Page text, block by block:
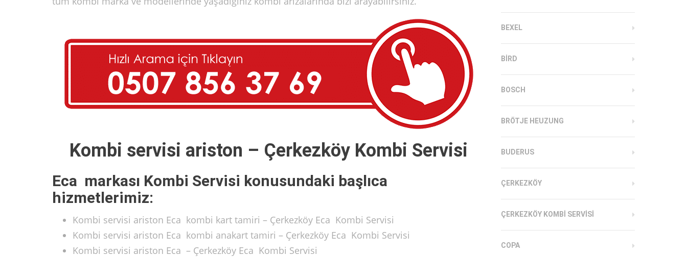
Kombi servisi ariston – Çerkezköy Kombi Servisi
Eca markası Kombi Servisi konusundaki başlıca
hizmetlerimiz:
Kombi servisi ariston Eca kombi kart tamiri – Çerkezköy Eca Kombi Servisi
Kombi servisi ariston Eca kombi anakart tamiri – Çerkezköy Eca Kombi Servisi
Kombi servisi ariston Eca – Çerkezköy Eca Kombi Servisi
BEXEL
BIRD
BOSCH
BRÖTJE HEUZUNG
BUDERUS
ÇERKEZKÖY
ÇERKEZKÖY KOMBI SERVISI
COPA